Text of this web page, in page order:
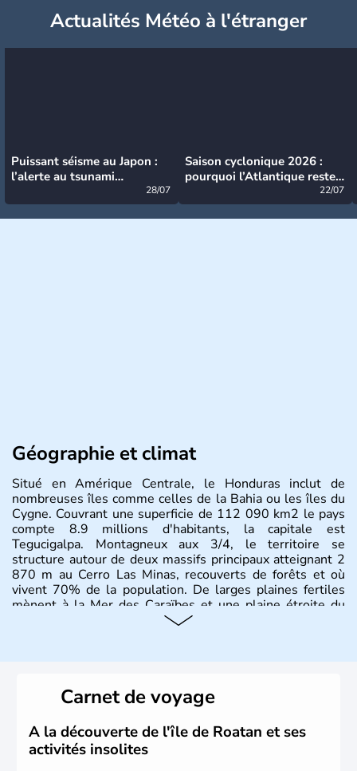
Actualités Météo à l'étranger
Puissant séisme au Japon :
l’alerte au tsunami
28/07
Saison cyclonique 2026 :
pourquoi l’Atlantique reste
22/07
Géographie et climat
Situé en Amérique Centrale, le Honduras inclut de
nombreuses îles comme celles de la Bahia ou les îles du
Cygne. Couvrant une superficie de 112 090 km2 le pays
compte 8.9 millions d'habitants, la capitale est
Tegucigalpa. Montagneux aux 3/4, le territoire se
structure autour de deux massifs principaux atteignant 2
870 m au Cerro Las Minas, recouverts de forêts et où
vivent 70% de la population. De larges plaines fertiles
mènent à la Mer des Caraïbes et une plaine étroite du
Carnet de voyage
A la découverte de l'île de Roatan et ses
activités insolites